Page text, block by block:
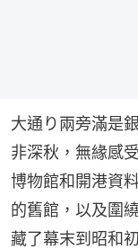
大通り兩旁滿是
非深秋，無緣感
博物館和開港資
的舊館，以及圍
藏了幕末到昭和